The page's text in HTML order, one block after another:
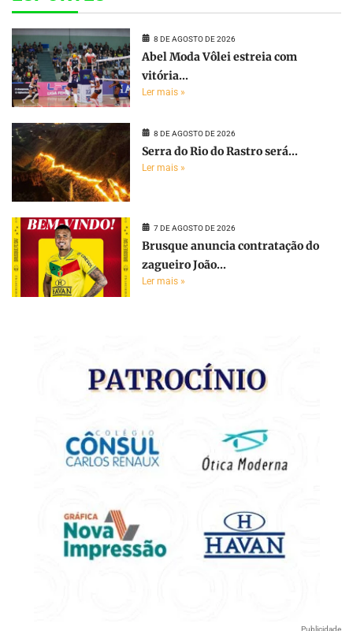
8 DE AGOSTO DE 2026
Abel Moda Vôlei estreia com
vitória...
Ler mais »
8 DE AGOSTO DE 2026
Serra do Rio do Rastro será...
Ler mais »
7 DE AGOSTO DE 2026
Brusque anuncia contratação do
zagueiro João...
Ler mais »
Publicidade